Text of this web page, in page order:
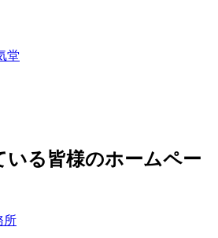
堂
いる皆様のホームペー
所